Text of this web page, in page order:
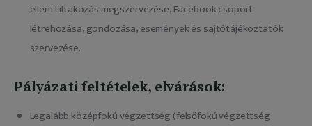
elleni tiltakozás megszervezése, Facebook csoport
létrehozása, gondozása, események és sajtótájékoztatók
szervezése.
Pályázati feltételek, elvárások:
Legalább középfokú végzettség (felsőfokú végzettség